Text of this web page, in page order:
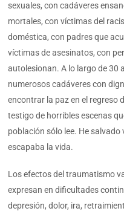
sexuales, con cadáveres
mortales, con víctimas del
doméstica, con padres que
víctimas de asesinatos, con
autolesionan. A lo largo de 30
numerosos cadáveres con
encontrar la paz en el regreso
testigo de horribles escenas
población sólo lee. He
escapaba la vida.
Los efectos del traumatismo
expresan en dificultades
depresión, dolor, ira,